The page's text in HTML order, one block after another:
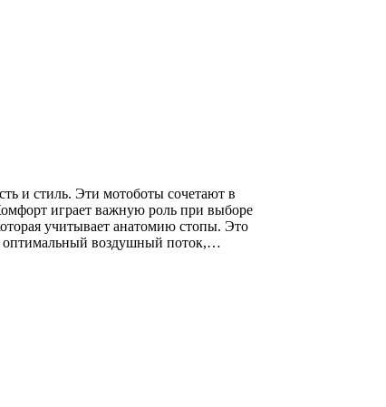
и стиль. Эти мотоботы сочетают в
играет важную роль при выборе
учитывает анатомию стопы. Это
оптимальный воздушный поток,…